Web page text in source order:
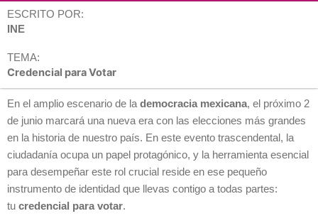
ESCRITO POR:
INE
TEMA:
Credencial para Votar
En el amplio escenario de la democracia mexicana, el próximo 2
de junio marcará una nueva era con las elecciones más grandes
en la historia de nuestro país. En este evento trascendental, la
ciudadanía ocupa un papel protagónico, y la herramienta esencial
para desempeñar este rol crucial reside en ese pequeño
instrumento de identidad que llevas contigo a todas partes:
tu credencial para votar.